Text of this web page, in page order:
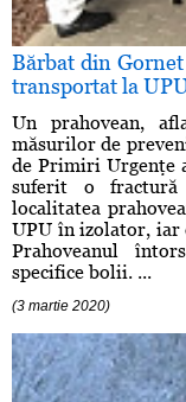
Bărbat din
transportat la
Un prahovean,
măsurilor de
de Primiri Urgenţe
suferit o
localitatea
UPU în izolator, iar
Prahoveanul
specifice bolii. ...
(3 martie 2020)